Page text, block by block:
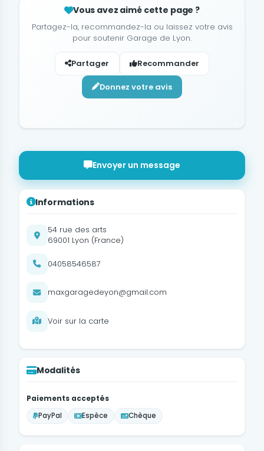
Vous avez aimé cette page ?
Partagez-la, recommandez-la ou laissez votre avis
pour soutenir Garage de Lyon.
Partager Recommander
Donnez votre avis
Envoyer un message
Informations
54 rue des arts
69001 Lyon (France)
04058546587
maxgaragedeyon@gmail.com
Voir sur la carte
Modalités
Paiements acceptés
PayPal
Espèce Chèque